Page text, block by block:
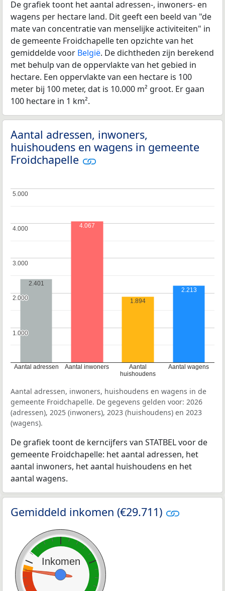
De grafiek toont het aantal adressen-, inwoners- en
wagens per hectare land. Dit geeft een beeld van "de
mate van concentratie van menselijke activiteiten" in
de gemeente Froidchapelle ten opzichte van het
gemiddelde voor België. De dichtheden zijn berekend
met behulp van de oppervlakte van het gebied in
hectare. Een oppervlakte van een hectare is 100
meter bij 100 meter, dat is 10.000 m² groot. Er gaan
100 hectare in 1 km².
Aantal adressen, inwoners,
huishoudens en wagens in gemeente
Froidchapelle
Aantal adressen Aantal inwoners
Aantal
huishoudens
Aantal wagens
1.000
1.000
2.000
2.000
3.000
3.000
4.000
4.000
5.000
5.000
2.401
4.067
1.894
2.213
Aantal adressen, inwoners, huishoudens en wagens in de
gemeente Froidchapelle. De gegevens gelden voor: 2026
(adressen), 2025 (inwoners), 2023 (huishoudens) en 2023
(wagens).
De grafiek toont de kerncijfers van STATBEL voor de
gemeente Froidchapelle: het aantal adressen, het
aantal inwoners, het aantal huishoudens en het
aantal wagens.
Gemiddeld inkomen (€29.711)
Inkomen